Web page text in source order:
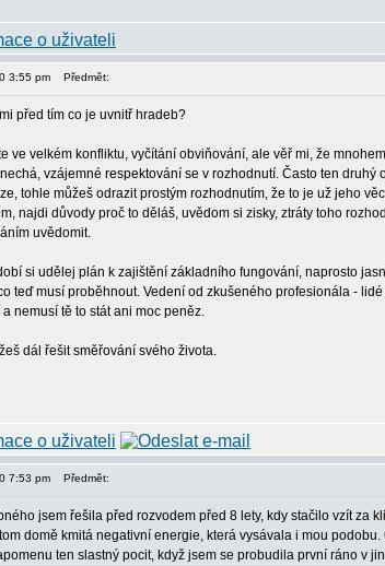
3:55 pm Předmět:
před tím co je uvnitř hradeb?
ve velkém konfliktu, vyčítání obviňování, ale věř mi, že
vzájemné respektování se v rozhodnutí. Často ten
tohle můžeš odrazit prostým rozhodnutím, že to je už jeho
najdi důvody proč to děláš, uvědom si zisky, ztráty toho
uvědomit.
si udělej plán k zajištění základního fungování, naprosto
teď musí proběhnout. Vedení od zkušeného profesionála -
nemusí tě to stát ani moc peněz.
dál řešit směřování svého života.
7:53 pm Předmět:
jsem řešila před rozvodem před 8 lety, kdy stačilo vzít za
domě kmitá negativní energie, která vysávala i mou
ten slastný pocit, když jsem se probudila první ráno v